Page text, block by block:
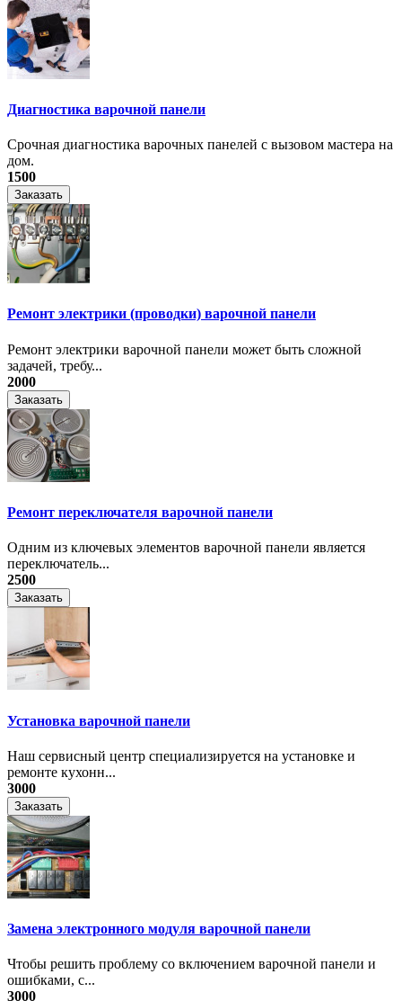
Диагностика варочной панели
Срочная диагностика варочных панелей с вызовом мастера на
дом.
1500
Заказать
Ремонт электрики (проводки) варочной панели
Ремонт электрики варочной панели может быть сложной
задачей, требу...
2000
Заказать
Ремонт переключателя варочной панели
Одним из ключевых элементов варочной панели является
переключатель...
2500
Заказать
Установка варочной панели
Наш сервисный центр специализируется на установке и
ремонте кухонн...
3000
Заказать
Замена электронного модуля варочной панели
​Чтобы решить проблему со включением варочной панели и
ошибками, с...
3000